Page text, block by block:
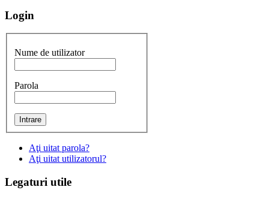
Login
Nume de utilizator
Parola
Aţi uitat parola?
Aţi uitat utilizatorul?
Legaturi utile